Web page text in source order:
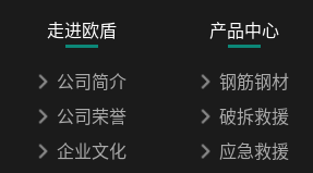
走进欧盾
公司简介
公司荣誉
企业文化
产品中心
钢筋钢材
破拆救援
应急救援